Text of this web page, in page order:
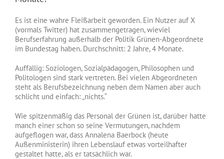
Es ist eine wahre Fleißarbeit geworden. Ein Nutzer auf X
(vormals Twitter) hat zusammengetragen, wieviel
Berufserfahrung außerhalb der Politik Grünen-Abgeordnete
im Bundestag haben. Durchschnitt: 2 Jahre, 4 Monate.
Auffällig: Soziologen, Sozialpädagogen, Philosophen und
Politologen sind stark vertreten. Bei vielen Abgeordneten
steht als Berufsbezeichnung neben dem Namen aber auch
schlicht und einfach: „nichts.“
Wie spitzenmäßig das Personal der Grünen ist, darüber hatte
manch einer schon so seine Vermutungen, nachdem
aufgeflogen war, dass Annalena Baerbock (heute
Außenministerin) ihren Lebenslauf etwas vorteilhafter
gestaltet hatte, als er tatsächlich war.